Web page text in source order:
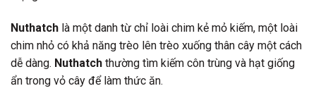
Nuthatch là một danh từ chỉ loài chim kẻ mỏ kiếm, một loài
chim nhỏ có khả năng trèo lên trèo xuống thân cây một cách
dễ dàng. Nuthatch thường tìm kiếm côn trùng và hạt giống
ẩn trong vỏ cây để làm thức ăn.